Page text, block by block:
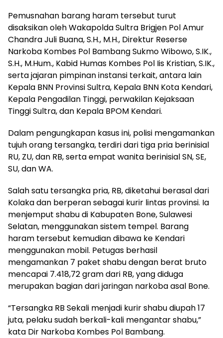
Pemusnahan barang haram tersebut turut
disaksikan oleh Wakapolda Sultra Brigjen Pol Amur
Chandra Juli Buana, S.H., M.H., Direktur Reserse
Narkoba Kombes Pol Bambang Sukmo Wibowo, S.IK.,
S.H., M.Hum., Kabid Humas Kombes Pol Iis Kristian, S.IK.,
serta jajaran pimpinan instansi terkait, antara lain
Kepala BNN Provinsi Sultra, Kepala BNN Kota Kendari,
Kepala Pengadilan Tinggi, perwakilan Kejaksaan
Tinggi Sultra, dan Kepala BPOM Kendari.
Dalam pengungkapan kasus ini, polisi mengamankan
tujuh orang tersangka, terdiri dari tiga pria berinisial
RU, ZU, dan RB, serta empat wanita berinisial SN, SE,
SU, dan WA.
Salah satu tersangka pria, RB, diketahui berasal dari
Kolaka dan berperan sebagai kurir lintas provinsi. Ia
menjemput shabu di Kabupaten Bone, Sulawesi
Selatan, menggunakan sistem tempel. Barang
haram tersebut kemudian dibawa ke Kendari
menggunakan mobil. Petugas berhasil
mengamankan 7 paket shabu dengan berat bruto
mencapai 7.418,72 gram dari RB, yang diduga
merupakan bagian dari jaringan narkoba asal Bone.
“Tersangka RB Sekali menjadi kurir shabu diupah 17
juta, pelaku sudah berkali-kali mengantar shabu,”
kata Dir Narkoba Kombes Pol Bambang.